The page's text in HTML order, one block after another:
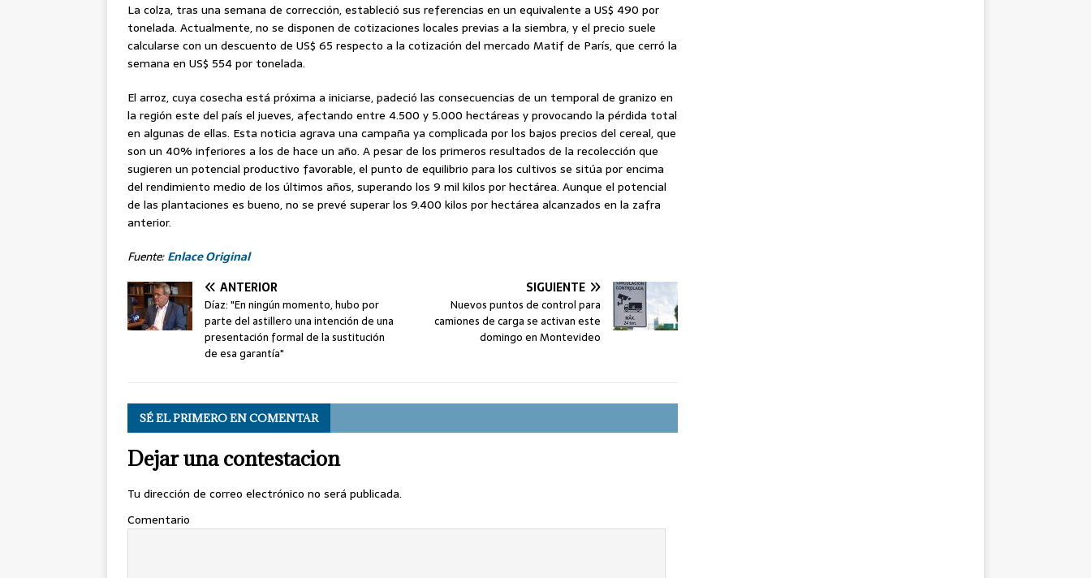
La colza, tras una semana de corrección, estableció sus referencias en un equivalente a US$ 490 por
tonelada. Actualmente, no se disponen de cotizaciones locales previas a la siembra, y el precio suele
calcularse con un descuento de US$ 65 respecto a la cotización del mercado Matif de París, que cerró la
semana en US$ 554 por tonelada.
El arroz, cuya cosecha está próxima a iniciarse, padeció las consecuencias de un temporal de granizo en
la región este del país el jueves, afectando entre 4.500 y 5.000 hectáreas y provocando la pérdida total
en algunas de ellas. Esta noticia agrava una campaña ya complicada por los bajos precios del cereal, que
son un 40% inferiores a los de hace un año. A pesar de los primeros resultados de la recolección que
sugieren un potencial productivo favorable, el punto de equilibrio para los cultivos se sitúa por encima
del rendimiento medio de los últimos años, superando los 9 mil kilos por hectárea. Aunque el potencial
de las plantaciones es bueno, no se prevé superar los 9.400 kilos por hectárea alcanzados en la zafra
anterior.
Fuente:Enlace Original
ANTERIOR
Díaz: "En ningún momento, hubo por
parte del astillero una intención de una
presentación formal de la sustitución
de esa garantía"
SIGUIENTE
Nuevos puntos de control para
camiones de carga se activan este
domingo en Montevideo
SÉ EL PRIMERO EN COMENTAR
Dejar una contestacion
Tu dirección de correo electrónico no será publicada.
Comentario